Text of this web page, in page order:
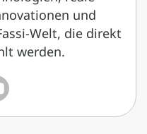
und
Welt, die direkt
werden.